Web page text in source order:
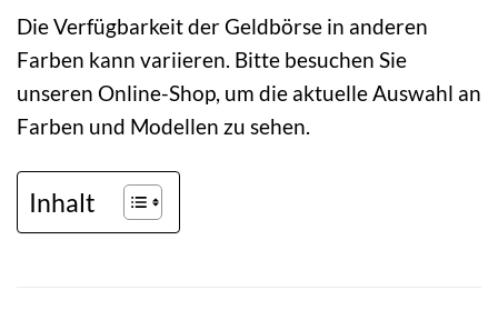
Die Verfügbarkeit der Geldbörse in anderen
Farben kann variieren. Bitte besuchen Sie
unseren Online-Shop, um die aktuelle Auswahl an
Farben und Modellen zu sehen.
Inhalt